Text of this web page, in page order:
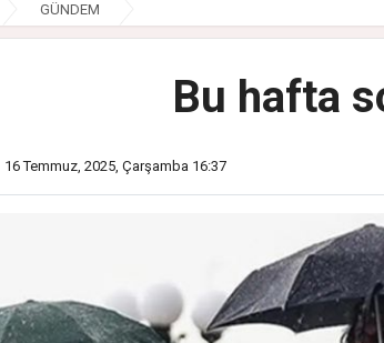
GÜNDEM
Bu hafta
16 Temmuz, 2025, Çarşamba 16:37